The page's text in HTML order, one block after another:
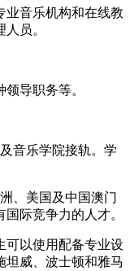
业音乐机构和在线教
人员。
导职务等。
音乐学院接轨。学
、美国及中国澳门
际竞争力的人才。
可以使用配备专业设
坦威、波士顿和雅马